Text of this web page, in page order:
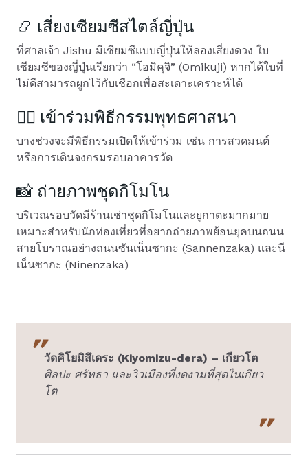
📿 เสี่ยงเซียมซีสไตล์ญี่ปุ่น
ที่ศาลเจ้า Jishu มีเซียมซีแบบญี่ปุ่นให้ลองเสี่ยงดวง ใบ
เซียมซีของญี่ปุ่นเรียกว่า “โอมิคุจิ” (Omikuji) หากได้ใบที่
ไม่ดีสามารถผูกไว้กับเชือกเพื่อสะเดาะเคราะห์ได้
🧘‍♂️ เข้าร่วมพิธีกรรมพุทธศาสนา
บางช่วงจะมีพิธีกรรมเปิดให้เข้าร่วม เช่น การสวดมนต์
หรือการเดินจงกรมรอบอาคารวัด
📸 ถ่ายภาพชุดกิโมโน
บริเวณรอบวัดมีร้านเช่าชุดกิโมโนและยูกาตะมากมาย
เหมาะสำหรับนักท่องเที่ยวที่อยากถ่ายภาพย้อนยุคบนถนน
สายโบราณอย่างถนนซันเน็นซากะ (Sannenzaka) และนี
เน็นซากะ (Ninenzaka)
วัดคิโยมิสึเดระ (Kiyomizu-dera) – เกียวโต
ศิลปะ ศรัทธา และวิวเมืองที่งดงามที่สุดในเกียว
โต